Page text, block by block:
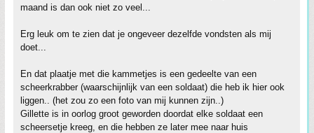
maand is dan ook niet zo veel...
Erg leuk om te zien dat je ongeveer dezelfde vondsten als mij
doet...
En dat plaatje met die kammetjes is een gedeelte van een
scheerkrabber (waarschijnlijk van een soldaat) die heb ik hier ook
liggen.. (het zou zo een foto van mij kunnen zijn..)
Gillette is in oorlog groot geworden doordat elke soldaat een
scheersetje kreeg, en die hebben ze later mee naar huis